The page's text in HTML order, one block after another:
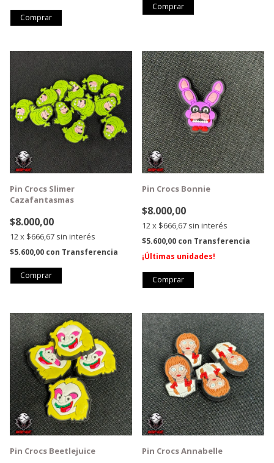
Pin Crocs Slimer
Cazafantasmas
$8.000,00
12x $666,67 sin interés
$5.600,00 con Transferencia
Pin Crocs Bonnie
$8.000,00
12x $666,67 sin interés
$5.600,00 con Transferencia
¡Últimas unidades!
Pin Crocs Beetlejuice Pin Crocs Annabelle